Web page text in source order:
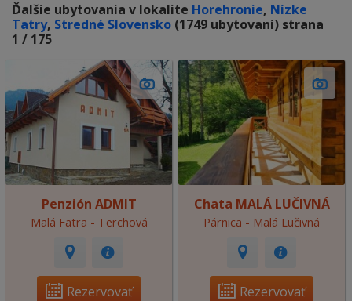
Ďalšie ubytovania v lokalite Horehronie, Nízke
Tatry, Stredné Slovensko (1749 ubytovaní) strana
1 / 175
Penzión ADMIT
Malá Fatra - Terchová
Rezervovať
Chata MALÁ LUČIVNÁ
Párnica - Malá Lučivná
Rezervovať